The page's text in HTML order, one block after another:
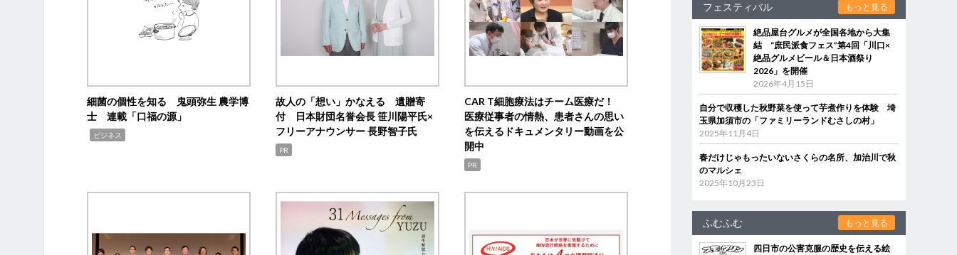
細菌の個性を知る 鬼頭弥生 農学博
士 連載「口福の源」
ビジネス
故人の「想い」かなえる 遺贈寄
付 日本財団名誉会長 笹川陽平氏×
フリーアナウンサー 長野智子氏
PR
CAR T細胞療法はチーム医療だ！
医療従事者の情熱、患者さんの思い
を伝えるドキュメンタリー動画を公
開中
PR
フェスティバル もっと見る
絶品屋台グルメが全国各地から大集
結 “庶民派食フェス”第4回「川口×
絶品グルメビール＆日本酒祭り
2026」を開催
2026年4月15日
自分で収穫した秋野菜を使って芋煮作りを体験 埼
玉県加須市の「ファミリーランドむさしの村」
2025年11月4日
春だけじゃもったいないさくらの名所、加治川で秋
のマルシェ
2025年10月23日
ふむふむ もっと見る
四日市の公害克服の歴史を伝える絵